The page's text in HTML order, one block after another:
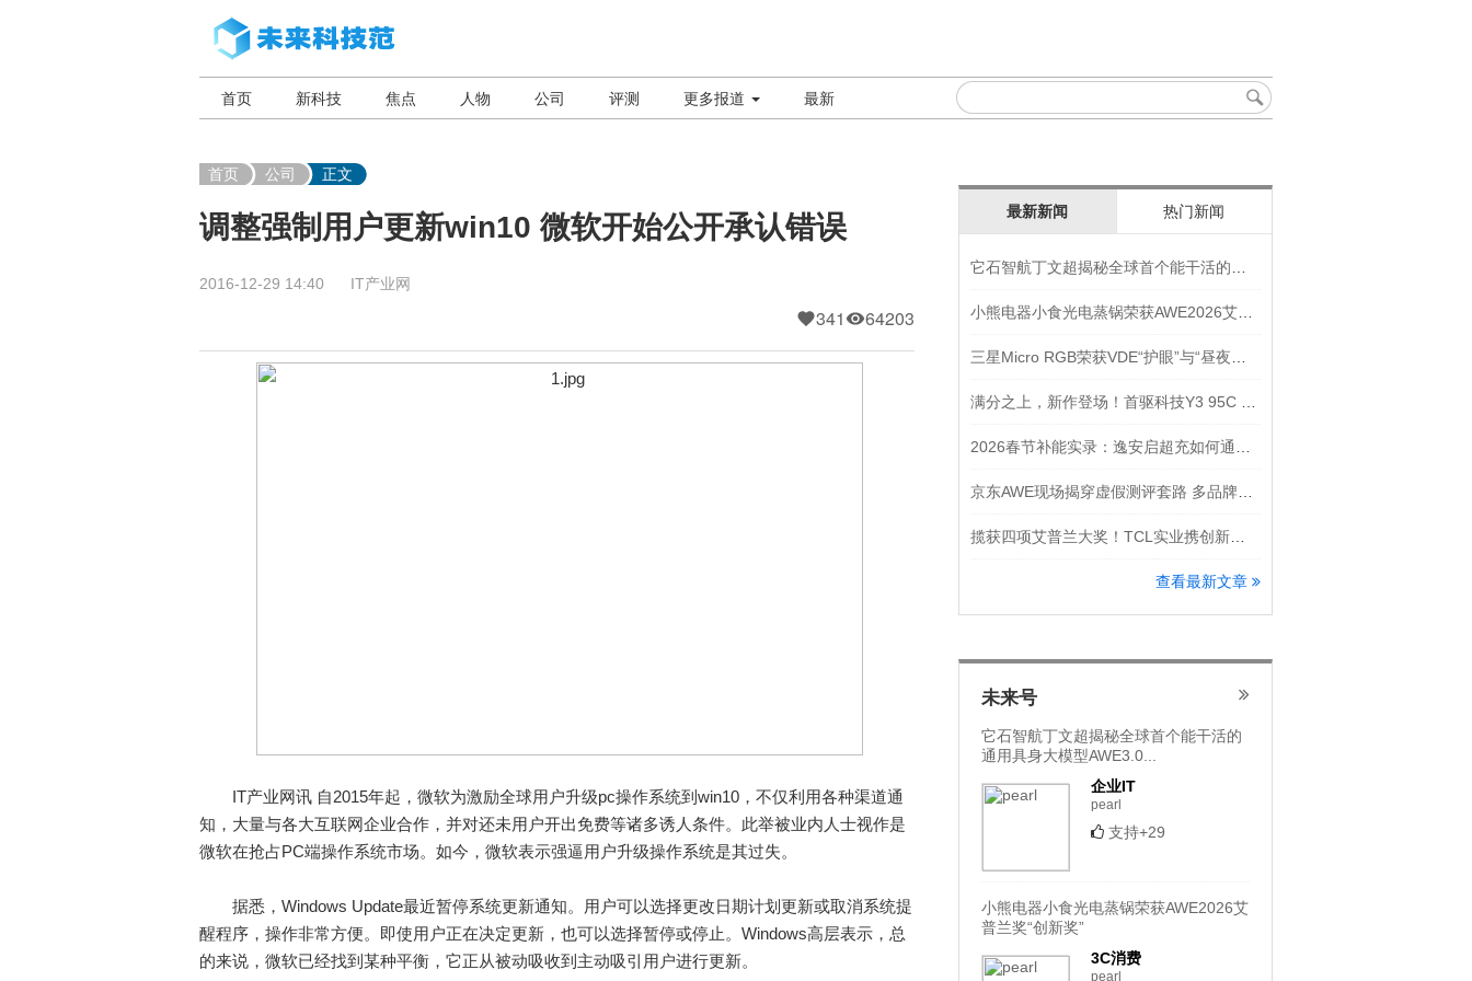
首页 新科技 焦点 人物 公司 评测 更多报道 最新
首页 公司 正文
调整强制用户更新win10 微软开始公开承认错误
2016-12-29 14:40 IT产业网
341 64203
IT产业网讯 自2015年起，微软为激励全球用户升级pc操作系统到win10，不仅利用各种渠道通
知，大量与各大互联网企业合作，并对还未用户开出免费等诸多诱人条件。此举被业内人士视作是
微软在抢占PC端操作系统市场。如今，微软表示强逼用户升级操作系统是其过失。
据悉，Windows Update最近暂停系统更新通知。用户可以选择更改日期计划更新或取消系统提
醒程序，操作非常方便。即使用户正在决定更新，也可以选择暂停或停止。Windows高层表示，总
的来说，微软已经找到某种平衡，它正从被动吸收到主动吸引用户进行更新。
最新新闻 热门新闻
查看最新文章
未来号
它石智航丁文超揭秘全球首个能干活的
通用具身大模型AWE3.0...
企业IT
pearl
支持+29
小熊电器小食光电蒸锅荣获AWE2026艾
普兰奖“创新奖”
3C消费
pearl